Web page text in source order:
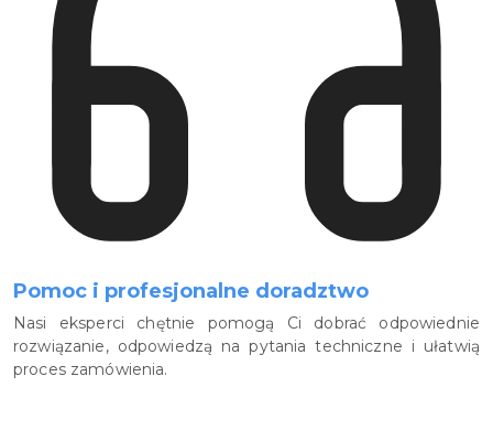
Pomoc i profesjonalne doradztwo
Nasi eksperci chętnie pomogą Ci dobrać odpowiednie
rozwiązanie, odpowiedzą na pytania techniczne i ułatwią
proces zamówienia.